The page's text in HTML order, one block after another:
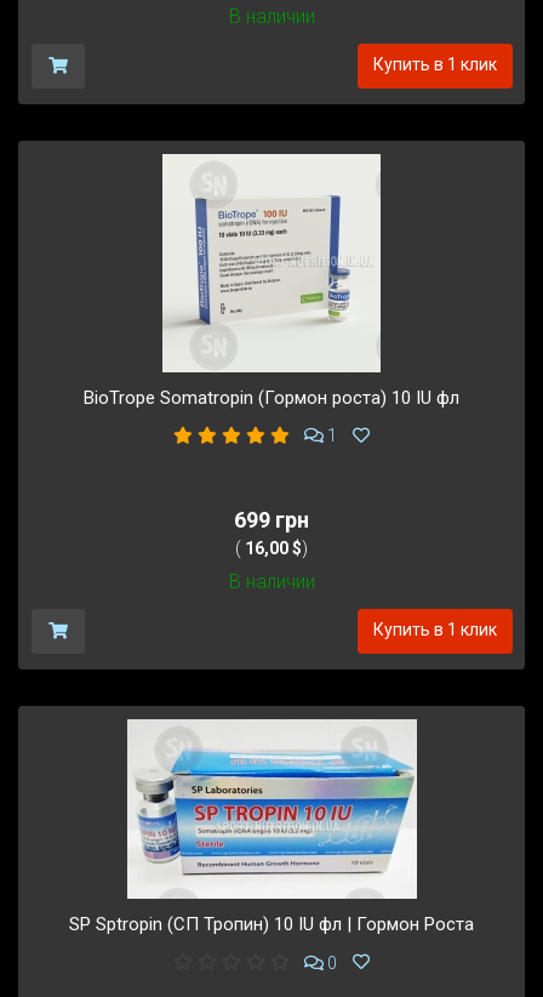
В наличии
Купить в 1 клик
BioTrope Somatropin (Гормон роста) 10 IU фл
1
699 грн
( 16,00 $)
В наличии
Купить в 1 клик
SP Sptropin (СП Тропин) 10 IU фл | Гормон Роста
0